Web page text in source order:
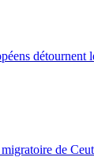
détournent
de